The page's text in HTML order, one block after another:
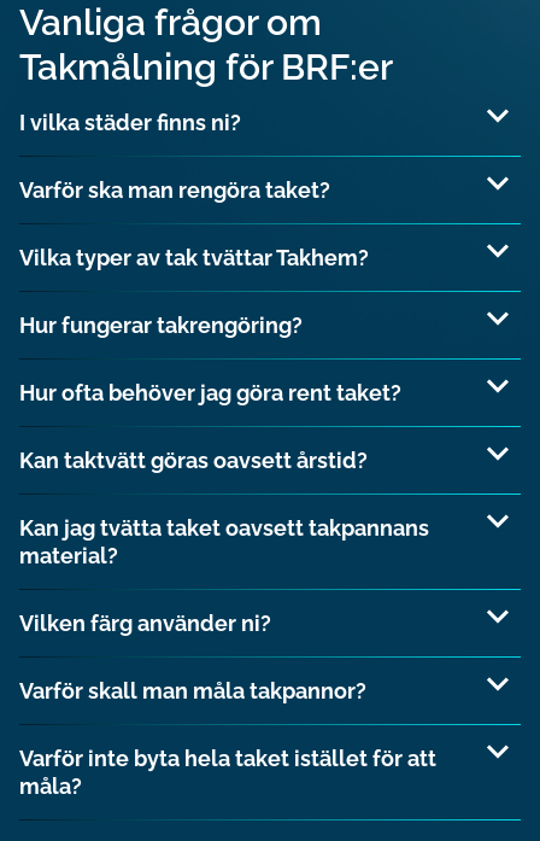
Vanliga frågor om
Takmålning för BRF:er
I vilka städer finns ni?
Varför ska man rengöra taket?
Mossa på tak
Anticimex
Vilka typer av tak tvättar Takhem?
plåttak
Hur fungerar takrengöring?
Hur ofta behöver jag göra rent taket?
Kan taktvätt göras oavsett årstid?
Kan jag tvätta taket oavsett takpannans
material?
Vilken färg använder ni?
Varför skall man måla takpannor?
Varför inte byta hela taket istället för att
måla?